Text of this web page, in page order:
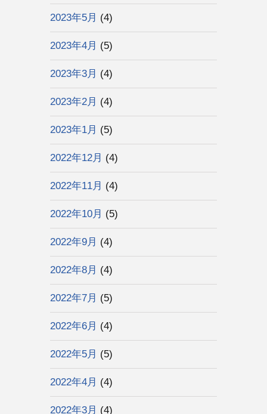
2023年5月 (4)
2023年4月 (5)
2023年3月 (4)
2023年2月 (4)
2023年1月 (5)
2022年12月 (4)
2022年11月 (4)
2022年10月 (5)
2022年9月 (4)
2022年8月 (4)
2022年7月 (5)
2022年6月 (4)
2022年5月 (5)
2022年4月 (4)
2022年3月 (4)